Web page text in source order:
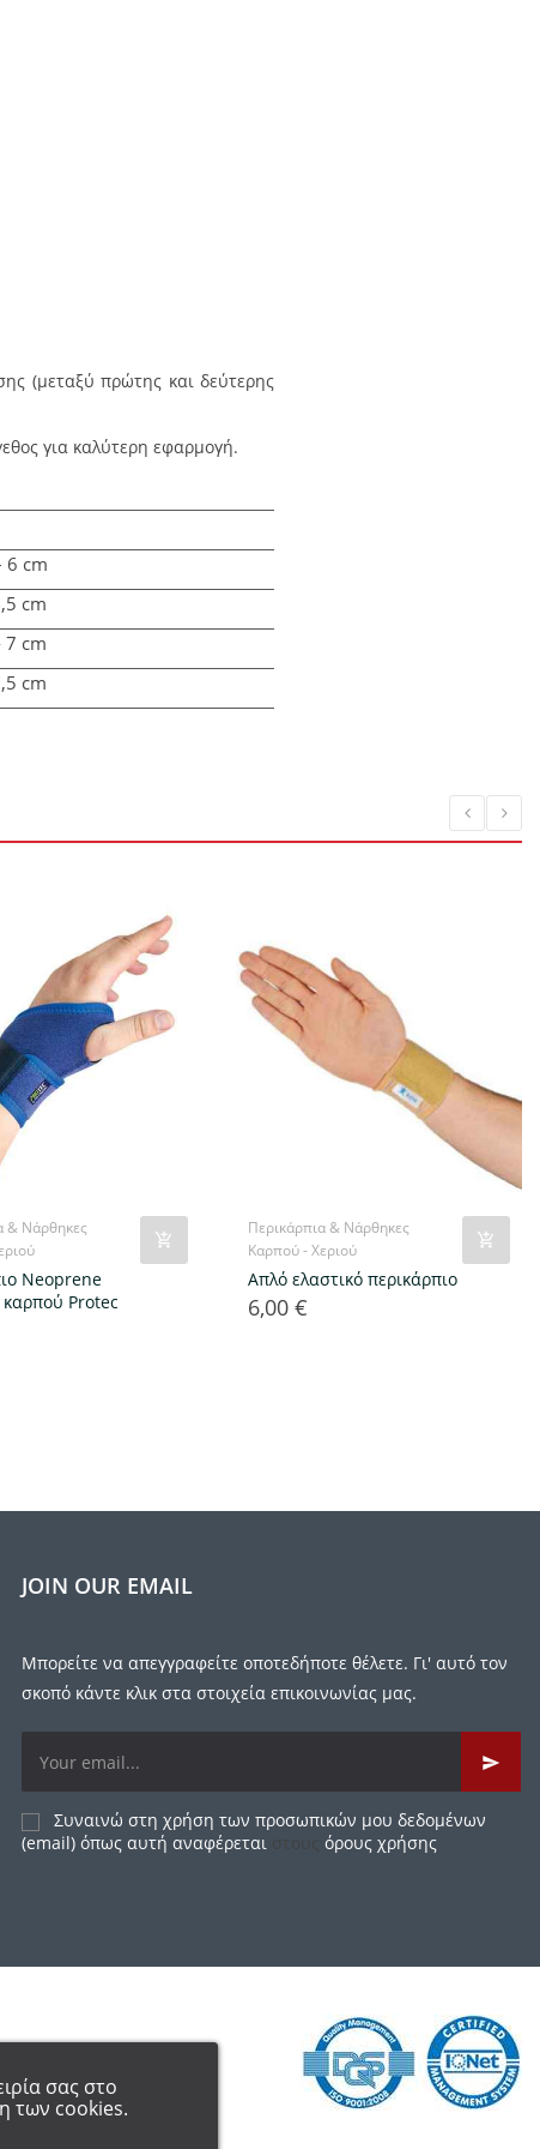
σας στο
των cookies.
(μεταξύ πρώτης και δεύτερης
για καλύτερη εφαρμογή.
6 cm
cm
7 cm
cm
& Νάρθηκες
Neoprene
καρπού Protec
Περικάρπια & Νάρθηκες
Καρπού - Χεριού
Απλό ελαστικό περικάρπιο
Τιμή
6,00 €
JOIN OUR EMAIL
Μπορείτε να απεγγραφείτε οποτεδήποτε θέλετε. Γι' αυτό τον
σκοπό κάντε κλικ στα στοιχεία επικοινωνίας μας.
Συναινώ στη χρήση των προσωπικών μου δεδομένων
(email) όπως αυτή αναφέρεται στους όρους χρήσης